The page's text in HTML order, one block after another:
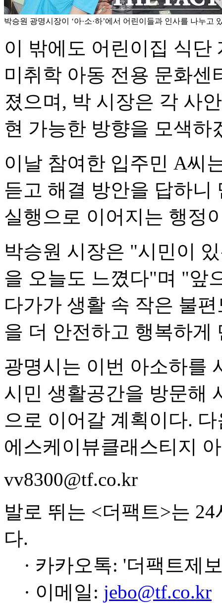
박승원 광명시장이 ‘아·소·하’에서 어린이들과 인사를 나누고
이 밖에도 어린이집 식단
미취학 아동 전용 문화센
졌으며, 박 시장은 각 사
현 가능한 방향을 모색하
이날 참여한 입주민 A씨
듣고 해결 방안을 답하
실행으로 이어지는 행정
박승원 시장은 "시민이
을 오늘도 느꼈다"며 "앞
다가가 생활 속 작은 불
을 더 안전하고 행복하게
광명시는 이번 아소하를
시민 생활공간을 방문해
으로 이어갈 계획이다.
에스케이뷰클래스티지
vv8300@tf.co.kr
발로 뛰는 <더팩트>는
다.
· 카카오톡: '더팩트제
· 이메일: jebo@tf.co.kr